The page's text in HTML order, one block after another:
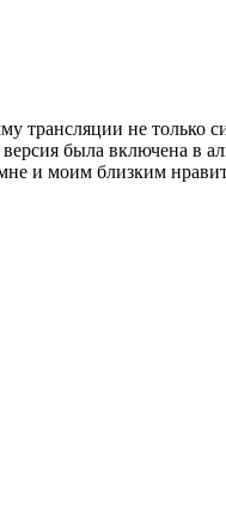
трансляции не только
была включена в
и моим близким